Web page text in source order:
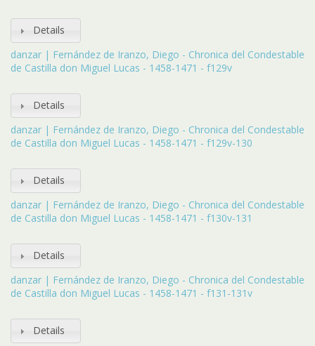
Details
danzar | Fernández de Iranzo, Diego - Chronica del Condestable
de Castilla don Miguel Lucas - 1458-1471 - f129v
Details
danzar | Fernández de Iranzo, Diego - Chronica del Condestable
de Castilla don Miguel Lucas - 1458-1471 - f129v-130
Details
danzar | Fernández de Iranzo, Diego - Chronica del Condestable
de Castilla don Miguel Lucas - 1458-1471 - f130v-131
Details
danzar | Fernández de Iranzo, Diego - Chronica del Condestable
de Castilla don Miguel Lucas - 1458-1471 - f131-131v
Details